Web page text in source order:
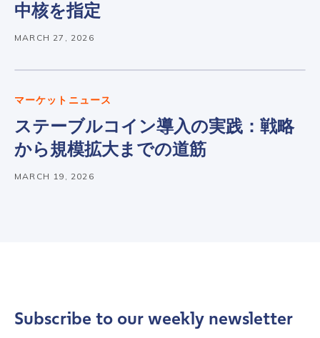
中核を指定
MARCH 27, 2026
マーケットニュース
ステーブルコイン導入の実践：戦略
から規模拡大までの道筋
MARCH 19, 2026
*
Last name
Subscribe to our weekly newsletter